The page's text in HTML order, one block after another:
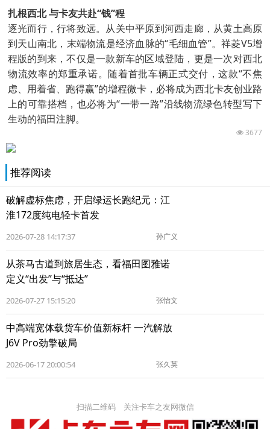
扎根西北 与卡友共赴“钱”程
逐光而行，行将致远。从关中平原到河西走廊，从黄土高原
到天山南北，末端物流是经济血脉的“毛细血管”。祥菱V5增
程版的到来，不仅是一款新车的区域登陆，更是一次对西北
物流效率的郑重承诺。随着首批车辆正式交付，这款“不焦
虑、用着省、跑得赢”的增程微卡，必将成为西北卡友创业路
上的可靠搭档，也必将为“一带一路”沿线物流绿色转型写下
生动的福田注脚。
3677
推荐阅读
破解虚标焦虑，开启绿运长跑纪元：江
淮172度纯电轻卡首发
2026-07-28 14:17:37 孙广义
从茶马古道到旅居生态，看福田图雅诺
定义“出发”与“抵达”
2026-07-27 15:15:20 张怡文
中高端宽体载货车价值新标杆 一汽解放
J6V Pro劲擎破局
2026-06-17 20:00:54 张久英
扫描二维码 关注卡车之友网微信